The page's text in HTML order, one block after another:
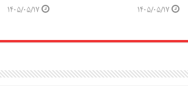
۱۴۰۵/۰۵/۱۷ ۱۴۰۵/۰۵/۱۷